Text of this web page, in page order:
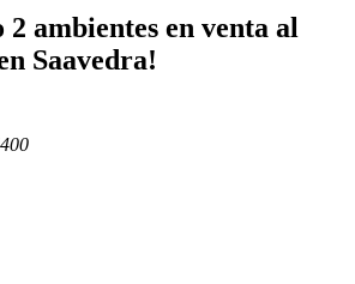
ambientes en venta al
Saavedra!